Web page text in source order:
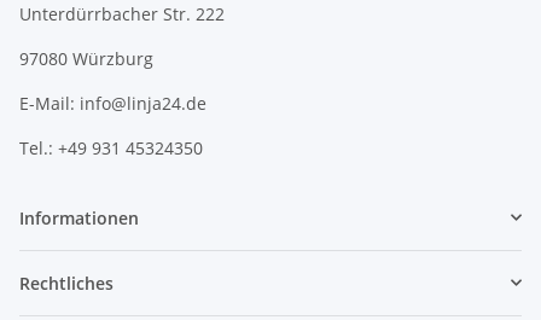
Unterdürrbacher Str. 222
97080 Würzburg
E-Mail: info@linja24.de
Tel.: +49 931 45324350
Informationen
Rechtliches